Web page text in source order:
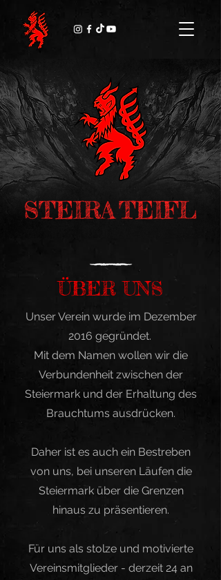
ÜBER UNS
Unser Verein wurde im Dezember
2016 gegründet.
Mit dem Namen wollen wir die
Verbundenheit zwischen der
Steiermark und der Erhaltung des
Brauchtums ausdrücken.
Daher ist es auch ein Bestreben
von uns, bei unseren Läufen die
Steiermark über die Grenzen
hinaus zu präsentieren.
Für uns als stolze und motivierte
Vereinsmitglieder - derzeit 24 an